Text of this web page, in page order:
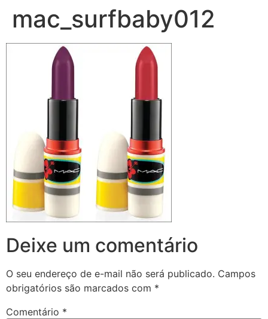
mac_surfbaby012
Deixe um comentário
O seu endereço de e-mail não será publicado. Campos
obrigatórios são marcados com *
Comentário *